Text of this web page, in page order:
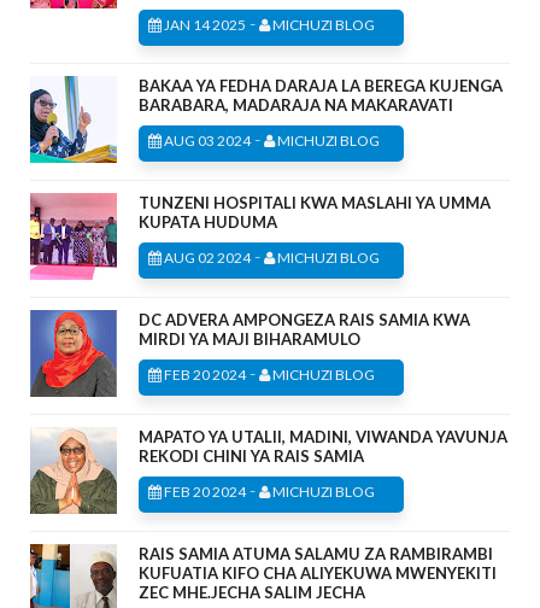
JAN 14 2025 - MICHUZI BLOG
BAKAA YA FEDHA DARAJA LA BEREGA KUJENGA
BARABARA, MADARAJA NA MAKARAVATI
AUG 03 2024- MICHUZI BLOG
TUNZENI HOSPITALI KWA MASLAHI YA UMMA
KUPATA HUDUMA
AUG 02 2024- MICHUZI BLOG
DC ADVERA AMPONGEZA RAIS SAMIA KWA
MIRDI YA MAJI BIHARAMULO
FEB 20 2024- MICHUZI BLOG
MAPATO YA UTALII, MADINI, VIWANDA YAVUNJA
REKODI CHINI YA RAIS SAMIA
FEB 20 2024- MICHUZI BLOG
RAIS SAMIA ATUMA SALAMU ZA RAMBIRAMBI
KUFUATIA KIFO CHA ALIYEKUWA MWENYEKITI
ZEC MHE.JECHA SALIM JECHA